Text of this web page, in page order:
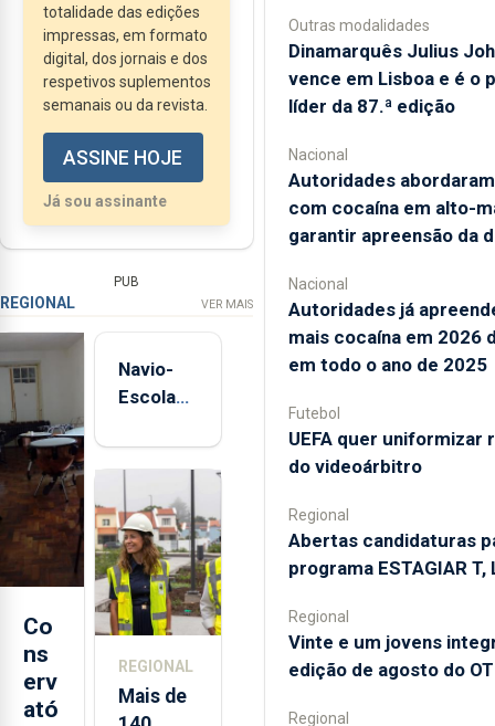
totalidade das edições
impressas, em formato
digital, dos jornais e dos
respetivos suplementos
semanais ou da revista.
ASSINE HOJE
Já sou assinante
PUB
REGIONAL VER MAIS
Co
ns
erv
ató
Navio-
Escola
está de
aos
Açores
REGIONAL
Mais de
Outras modalidades
Dinamarquês Julius
vence em Lisboa e é o
líder da 87.ª edição
Nacional
Autoridades
com cocaína em alto-
garantir apreensão da
Nacional
Autoridades já
mais cocaína em 2026
em todo o ano de 2025
Futebol
UEFA quer uniformizar
do videoárbitro
Regional
Abertas candidaturas
programa ESTAGIAR T,
Regional
Vinte e um jovens
edição de agosto do
Regional